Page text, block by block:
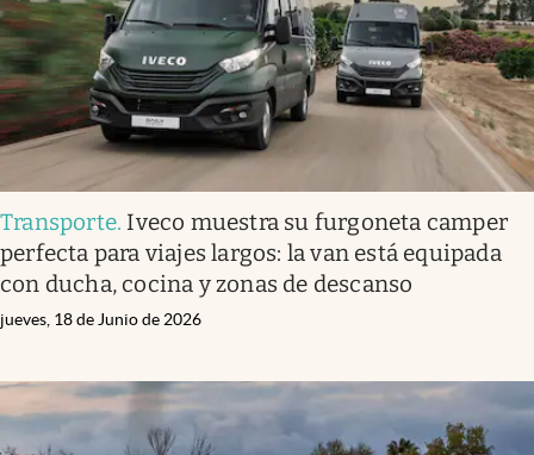
Transporte. Iveco muestra su furgoneta camper
perfecta para viajes largos: la van está equipada
con ducha, cocina y zonas de descanso
jueves, 18 de Junio de 2026